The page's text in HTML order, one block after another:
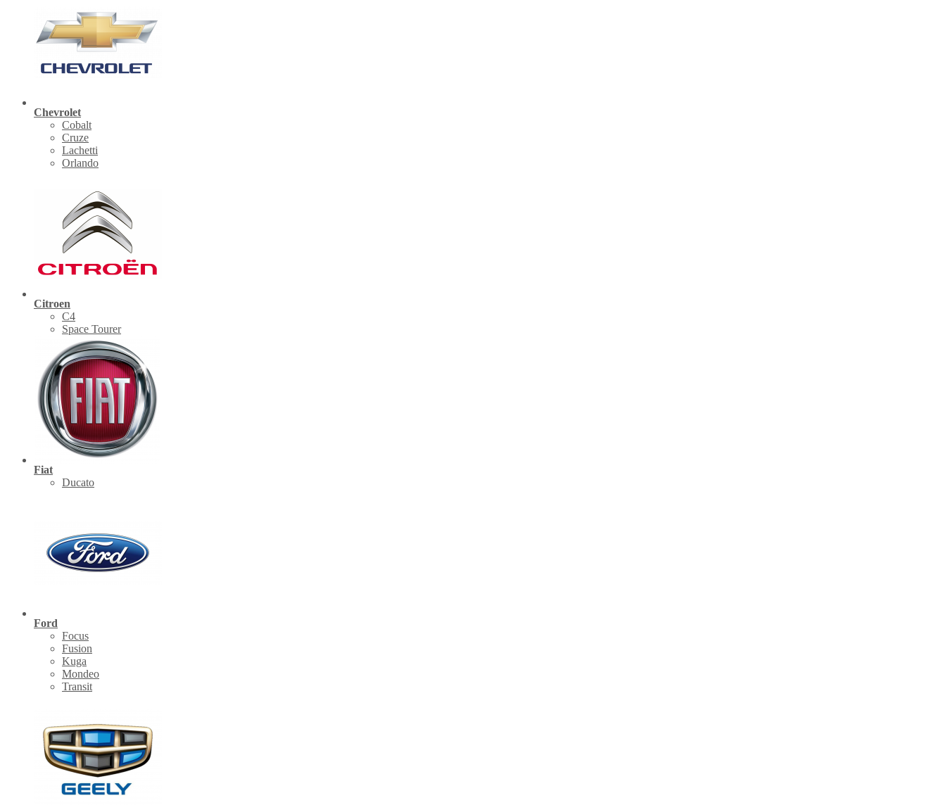
Chevrolet
Cobalt
Cruze
Lachetti
Orlando
Citroen
C4
Space Tourer
Fiat
Ducato
Ford
Focus
Fusion
Kuga
Mondeo
Transit